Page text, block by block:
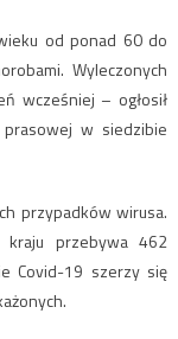
od ponad 60 do
Wyleczonych
wcześniej – ogłosił
w siedzibie
przypadków wirusa.
kraju przebywa 462
Covid-19 szerzy się